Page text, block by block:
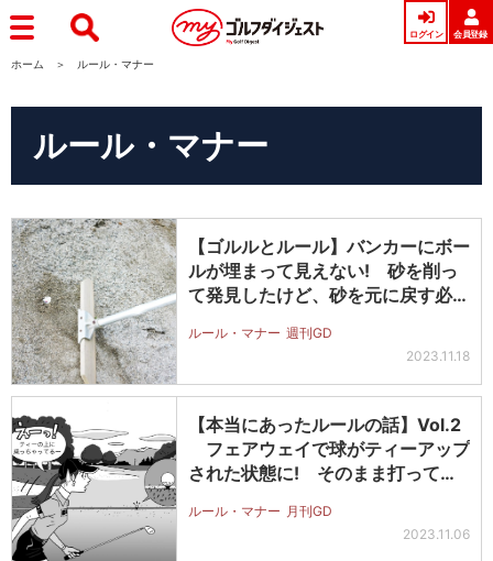
ログイン 会員登録
ホーム ルール・マナー
ルール・マナー
【ゴルルとルール】バンカーにボー
ルが埋まって見えない! 砂を削っ
て発見したけど、砂を元に戻す必要
ルール・マナー 週刊GD
2023.11.18
【本当にあったルールの話】Vol.2
フェアウェイで球がティーアップ
された状態に! そのまま打って
ルール・マナー 月刊GD
2023.11.06